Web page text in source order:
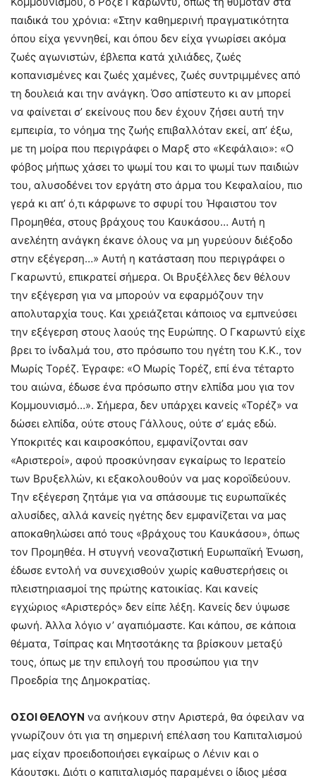
παιδικά του χρόνια: «Στην καθημερινή πραγματικότητα
όπου είχα γεννηθεί, και όπου δεν είχα γνωρίσει ακόμα
ζωές αγωνιστών, έβλεπα κατά χιλιάδες, ζωές
κοπανισμένες και ζωές χαμένες, ζωές συντριμμένες από
τη δουλειά και την ανάγκη. Όσο απίστευτο κι αν μπορεί
να φαίνεται σ’ εκείνους που δεν έχουν ζήσει αυτή την
εμπειρία, το νόημα της ζωής επιβαλλόταν εκεί, απ’ έξω,
με τη μοίρα που περιγράφει ο Μαρξ στο «Κεφάλαιο»: «Ο
φόβος μήπως χάσει το ψωμί του και το ψωμί των παιδιών
του, αλυσοδένει τον εργάτη στο άρμα του Κεφαλαίου, πιο
γερά κι απ’ ό,τι κάρφωνε το σφυρί του Ήφαιστου τον
Προμηθέα, στους βράχους του Καυκάσου… Αυτή η
ανελέητη ανάγκη έκανε όλους να μη γυρεύουν διέξοδο
στην εξέγερση…» Αυτή η κατάσταση που περιγράφει ο
Γκαρωντύ, επικρατεί σήμερα. Οι Βρυξέλλες δεν θέλουν
την εξέγερση για να μπορούν να εφαρμόζουν την
απολυταρχία τους. Και χρειάζεται κάποιος να εμπνεύσει
την εξέγερση στους λαούς της Ευρώπης. Ο Γκαρωντύ είχε
βρει το ίνδαλμά του, στο πρόσωπο του ηγέτη του Κ.Κ., τον
Μωρίς Τορέζ. Έγραφε: «Ο Μωρίς Τορέζ, επί ένα τέταρτο
του αιώνα, έδωσε ένα πρόσωπο στην ελπίδα μου για τον
Κομμουνισμό…». Σήμερα, δεν υπάρχει κανείς «Τορέζ» να
δώσει ελπίδα, ούτε στους Γάλλους, ούτε σ’ εμάς εδώ.
Υποκριτές και καιροσκόπου, εμφανίζονται σαν
«Αριστεροί», αφού προσκύνησαν εγκαίρως το Ιερατείο
των Βρυξελλών, κι εξακολουθούν να μας κοροϊδεύουν.
Την εξέγερση ζητάμε για να σπάσουμε τις ευρωπαϊκές
αλυσίδες, αλλά κανείς ηγέτης δεν εμφανίζεται να μας
αποκαθηλώσει από τους «βράχους του Καυκάσου», όπως
τον Προμηθέα. Η στυγνή νεοναζιστική Ευρωπαϊκή Ένωση,
έδωσε εντολή να συνεχισθούν χωρίς καθυστερήσεις οι
πλειστηριασμοί της πρώτης κατοικίας. Και κανείς
εγχώριος «Αριστερός» δεν είπε λέξη. Κανείς δεν ύψωσε
φωνή. Άλλα λόγιο ν’ αγαπιόμαστε. Και κάπου, σε κάποια
θέματα, Τσίπρας και Μητσοτάκης τα βρίσκουν μεταξύ
τους, όπως με την επιλογή του προσώπου για την
Προεδρία της Δημοκρατίας.
ΟΣΟΙ ΘΕΛΟΥΝ να ανήκουν στην Αριστερά, θα όφειλαν να
γνωρίζουν ότι για τη σημερινή επέλαση του Καπιταλισμού
μας είχαν προειδοποιήσει εγκαίρως ο Λένιν και ο
Κάουτσκι. Διότι ο καπιταλισμός παραμένει ο ίδιος μέσα